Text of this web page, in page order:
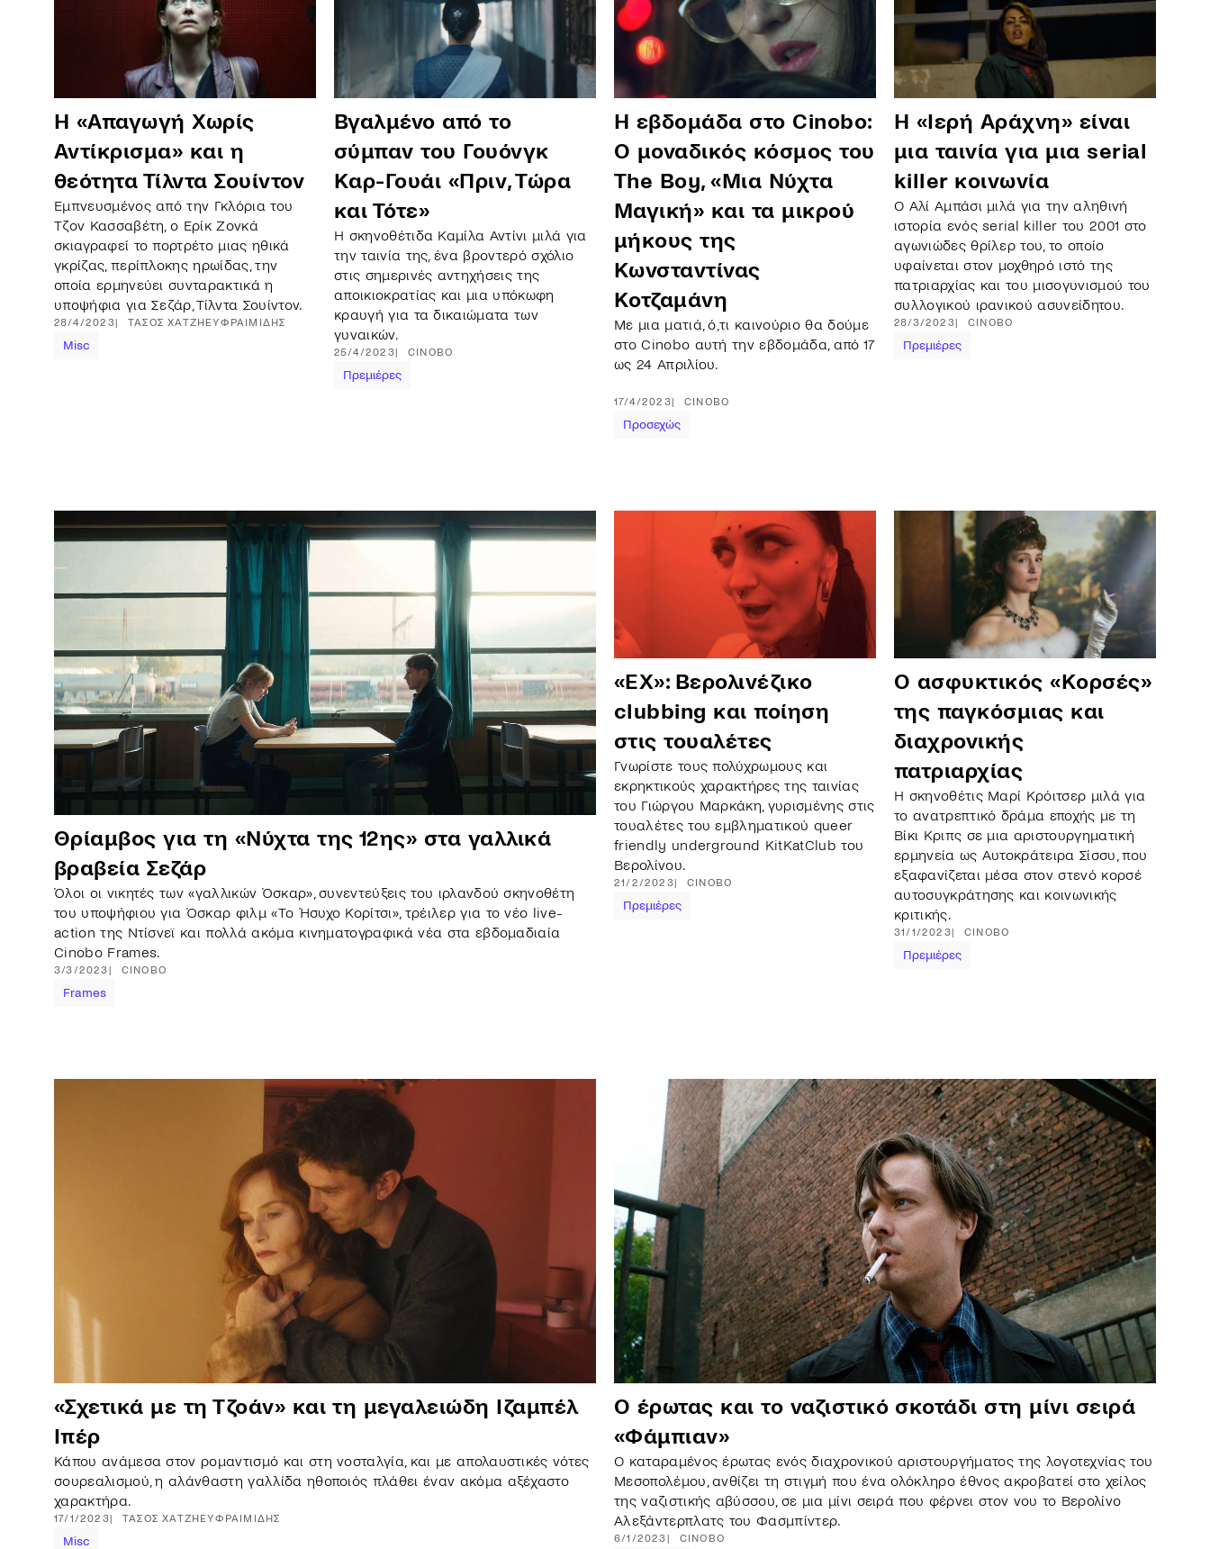
Η «Απαγωγή Χωρίς
Αντίκρισμα» και η
θεότητα Τίλντα Σουίντον
Εμπνευσμένος από την Γκλόρια του
Τζον Κασσαβέτη, ο Ερίκ Ζονκά
σκιαγραφεί το πορτρέτο μιας ηθικά
γκρίζας, περίπλοκης ηρωίδας, την
οποία ερμηνεύει συνταρακτικά η
υποψήφια για Σεζάρ, Τίλντα Σουίντον.
28/4/2023 ΤΆΣΟΣ ΧΑΤΖΗΕΥΦΡΑΙΜΊΔΗΣ
Misc
Βγαλμένο από το
σύμπαν του Γουόνγκ
Καρ-Γουάι «Πριν, Τώρα
και Τότε»
Η σκηνοθέτιδα Καμίλα Αντίνι μιλά για
την ταινία της, ένα βροντερό σχόλιο
στις σημερινές αντηχήσεις της
αποικιοκρατίας και μια υπόκωφη
κραυγή για τα δικαιώματα των
γυναικών.
25/4/2023 CINOBO
Πρεμιέρες
Η εβδομάδα στο Cinobo:
Ο μοναδικός κόσμος του
The Boy, «Μια Νύχτα
Μαγική» και τα μικρού
μήκους της
Κωνσταντίνας
Κοτζαμάνη
Με μια ματιά, ό,τι καινούριο θα δούμε
στο Cinobo αυτή την εβδομάδα, από 17
ως 24 Απριλίου.
17/4/2023 CINOBO
Προσεχώς
Η «Ιερή Αράχνη» είναι
μια ταινία για μια serial
killer κοινωνία
Ο Αλί Αμπάσι μιλά για την αληθινή
ιστορία ενός serial killer του 2001 στο
αγωνιώδες θρίλερ του, το οποίο
υφαίνεται στον μοχθηρό ιστό της
πατριαρχίας και του μισογυνισμού του
συλλογικού ιρανικού ασυνείδητου.
28/3/2023 CINOBO
Πρεμιέρες
Θρίαμβος για τη «Νύχτα της 12ης» στα γαλλικά
βραβεία Σεζάρ
Όλοι οι νικητές των «γαλλικών Όσκαρ», συνεντεύξεις του ιρλανδού σκηνοθέτη
του υποψήφιου για Όσκαρ φιλμ «Το Ήσυχο Κορίτσι», τρέιλερ για το νέο live-
action της Ντίσνεϊ και πολλά ακόμα κινηματογραφικά νέα στα εβδομαδιαία
Cinobo Frames.
3/3/2023 CINOBO
Frames
«EX»: Βερολινέζικο
clubbing και ποίηση
στις τουαλέτες
Γνωρίστε τους πολύχρωμους και
εκρηκτικούς χαρακτήρες της ταινίας
του Γιώργου Μαρκάκη, γυρισμένης στις
τουαλέτες του εμβληματικού queer
friendly underground KitKatClub του
Βερολίνου.
21/2/2023 CINOBO
Πρεμιέρες
Ο ασφυκτικός «Κορσές»
της παγκόσμιας και
διαχρονικής
πατριαρχίας
Η σκηνοθέτις Μαρί Κρόιτσερ μιλά για
το ανατρεπτικό δράμα εποχής με τη
Βίκι Κριπς σε μια αριστουργηματική
ερμηνεία ως Αυτοκράτειρα Σίσσυ, που
εξαφανίζεται μέσα στον στενό κορσέ
αυτοσυγκράτησης και κοινωνικής
κριτικής.
31/1/2023 CINOBO
Πρεμιέρες
«Σχετικά με τη Τζοάν» και τη μεγαλειώδη Ιζαμπέλ
Ιπέρ
Κάπου ανάμεσα στον ρομαντισμό και στη νοσταλγία, και με απολαυστικές νότες
σουρεαλισμού, η αλάνθαστη γαλλίδα ηθοποιός πλάθει έναν ακόμα αξέχαστο
χαρακτήρα.
17/1/2023 ΤΆΣΟΣ ΧΑΤΖΗΕΥΦΡΑΙΜΊΔΗΣ
Misc
Ο έρωτας και το ναζιστικό σκοτάδι στη μίνι σειρά
«Φάμπιαν»
Ο καταραμένος έρωτας ενός διαχρονικού αριστουργήματος της λογοτεχνίας του
Μεσοπολέμου, ανθίζει τη στιγμή που ένα ολόκληρο έθνος ακροβατεί στο χείλος
της ναζιστικής αβύσσου, σε μια μίνι σειρά που φέρνει στον νου το Βερολίνο
Αλεξάντερπλατς του Φασμπίντερ.
6/1/2023 CINOBO